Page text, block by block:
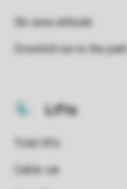
Ski area altitude
Downhill run to the park
Lifts
Total lifts
Cable car